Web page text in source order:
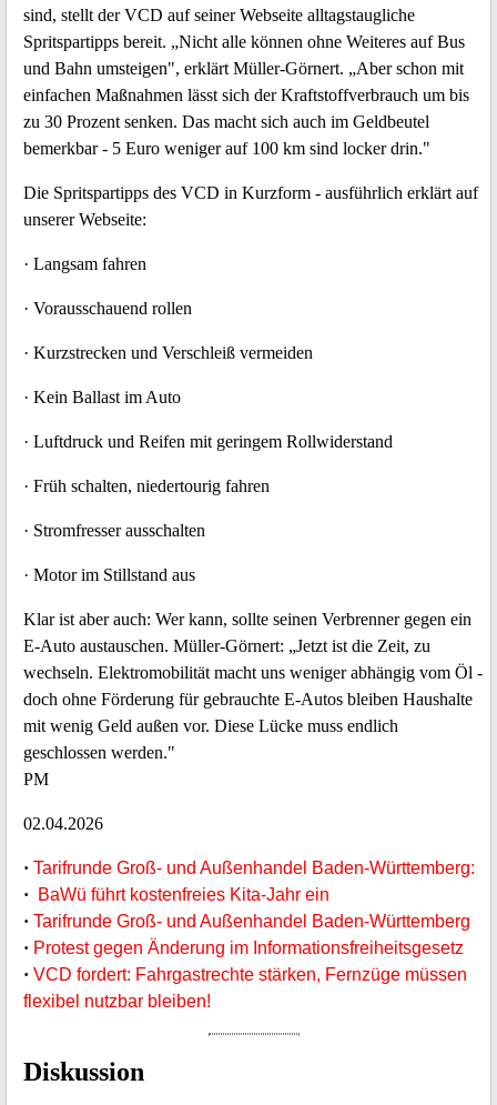
sind, stellt der VCD auf seiner Webseite alltagstaugliche
Spritspartipps bereit. „Nicht alle können ohne Weiteres auf Bus
und Bahn umsteigen", erklärt Müller-Görnert. „Aber schon mit
einfachen Maßnahmen lässt sich der Kraftstoffverbrauch um bis
zu 30 Prozent senken. Das macht sich auch im Geldbeutel
bemerkbar - 5 Euro weniger auf 100 km sind locker drin."
Die Spritspartipps des VCD in Kurzform - ausführlich erklärt auf
unserer Webseite:
· Langsam fahren
· Vorausschauend rollen
· Kurzstrecken und Verschleiß vermeiden
· Kein Ballast im Auto
· Luftdruck und Reifen mit geringem Rollwiderstand
· Früh schalten, niedertourig fahren
· Stromfresser ausschalten
· Motor im Stillstand aus
Klar ist aber auch: Wer kann, sollte seinen Verbrenner gegen ein
E-Auto austauschen. Müller-Görnert: „Jetzt ist die Zeit, zu
wechseln. Elektromobilität macht uns weniger abhängig vom Öl -
doch ohne Förderung für gebrauchte E-Autos bleiben Haushalte
mit wenig Geld außen vor. Diese Lücke muss endlich
geschlossen werden."
PM
02.04.2026
· Tarifrunde Groß- und Außenhandel Baden-Württemberg:
·
BaWü führt kostenfreies Kita-Jahr ein
· Tarifrunde Groß- und Außenhandel Baden-Württemberg
· Protest gegen Änderung im Informationsfreiheitsgesetz
· VCD fordert: Fahrgastrechte stärken, Fernzüge müssen
flexibel nutzbar bleiben!
Diskussion